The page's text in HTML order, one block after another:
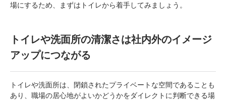
場にするため、まずはトイレから着手してみましょう。
トイレや洗面所の清潔さは社内外のイメージ
アップにつながる
トイレや洗面所は、閉鎖されたプライベートな空間であることも
あり、職場の居心地がよいかどうかをダイレクトに判断できる場